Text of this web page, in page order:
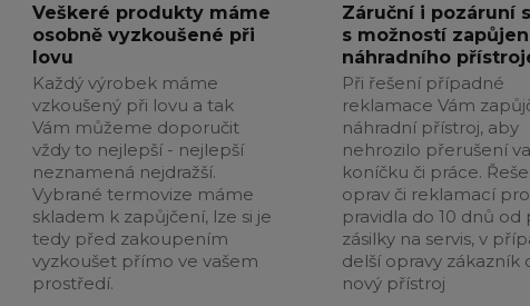
Veškeré produkty máme
osobně vyzkoušené při
lovu
Každý výrobek máme
vzkoušený při lovu a tak
Vám můžeme doporučit
vždy to nejlepší - nejlepší
neznamená nejdražší.
Vybrané termovize máme
skladem k zapůjčení, lze si je
tedy před zakoupením
vyzkoušet přímo ve vašem
prostředí.
Záruční i pozáruní
s možností
náhradního
Při řešení případné
reklamace Vám
náhradní přístroj, aby
nehrozilo přerušení
koníčku či práce.
oprav či reklamací
pravidla do 10 dnů od
zásilky na servis, v
delší opravy zákazník
nový přístroj